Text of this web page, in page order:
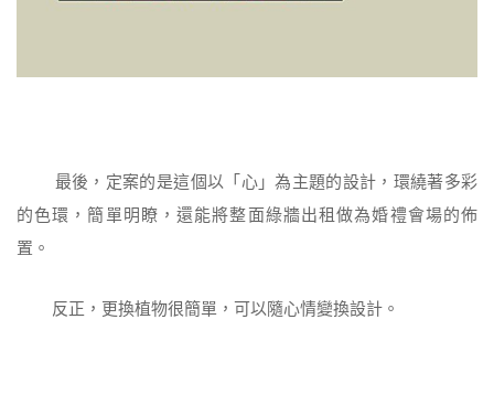
最後，定案的是這個以「心」為主題的設計，環繞著多彩
的色環，簡單明瞭，還能將整面綠牆出租做為婚禮會場的佈
置。
反正，更換植物很簡單，可以隨心情變換設計。